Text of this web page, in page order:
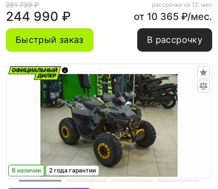
281 739 ₽
244 990 ₽
рассрочка на 12. мес
от 10 365 ₽/мес.
Быстрый заказ В рассрочку
В наличии 2 года гарантии